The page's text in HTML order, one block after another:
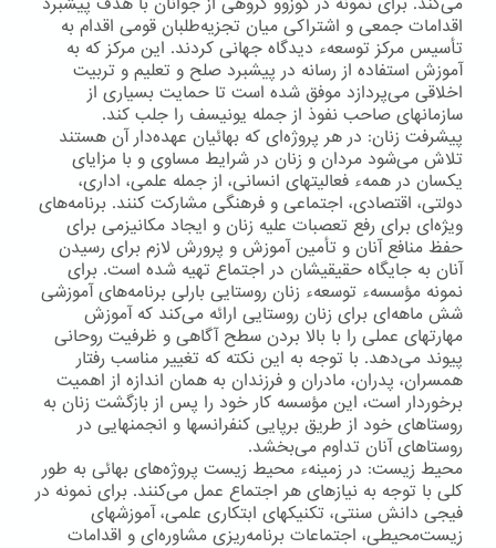
اقدامات جمعی و اشتراكی میان تجزیه‌طلبان قومی اقدام به
تأسیس مركز توسعهء دیدگاه جهانی كردند. این مركز كه به
آموزش استفاده از رسانه در پیشبرد صلح و تعلیم و تربیت
اخلاقی می‌پردازد موفق شده است تا حمایت بسیاری از
سازمانهای صاحب نفوذ از جمله یونیسف را جلب كند.
پیشرفت زنان: در هر پروژه‌ای كه بهائیان عهده‌دار آن هستند
تلاش می‌شود مردان و زنان در شرایط مساوی و با مزایای
یكسان در همهء فعالیتهای انسانی، از جمله علمی، اداری،
دولتی، اقتصادی، اجتماعی و فرهنگی مشاركت كنند. برنامه‌های
ویژه‌ای برای رفع تعصبات علیه زنان و ایجاد مكانیزمی برای
حفظ منافع آنان و تأمین آموزش و پرورش لازم برای رسیدن
آنان به جایگاه حقیقیشان در اجتماع تهیه شده است. برای
نمونه مؤسسهء توسعهء زنان روستایی بارلی برنامه‌های آموزشی
شش ماهه‌ای برای زنان روستایی ارائه می‌كند كه آموزش
مهارتهای عملی را با بالا بردن سطح آگاهی و ظرفیت روحانی
پیوند می‌دهد. با توجه به این نكته كه تغییر مناسب رفتار
همسران، پدران، مادران و فرزندان به همان اندازه از اهمیت
برخوردار است، این مؤسسه كار خود را پس از بازگشت زنان به
روستاهای خود از طریق برپایی كنفرانسها و انجمنهایی در
روستاهای آنان تداوم می‌بخشد.
محیط زیست: در زمینهء محیط زیست پروژه‌های بهائی به طور
كلی با توجه به نیازهای هر اجتماع عمل می‌كنند. برای نمونه در
فیجی دانش سنتی، تكنیكهای ابتكاری علمی، آموزشهای
زیست‌محیطی، اجتماعات برنامه‌ریزی مشاوره‌ای و اقدامات